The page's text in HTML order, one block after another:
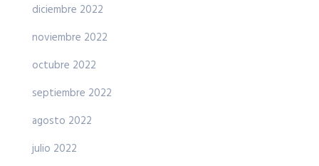
diciembre 2022
noviembre 2022
octubre 2022
septiembre 2022
agosto 2022
julio 2022